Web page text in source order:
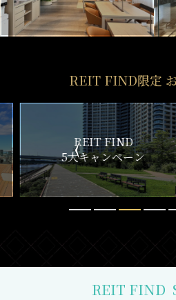
REIT FIND限定
ン
リアルタ
更新一覧チ
REIT FIND